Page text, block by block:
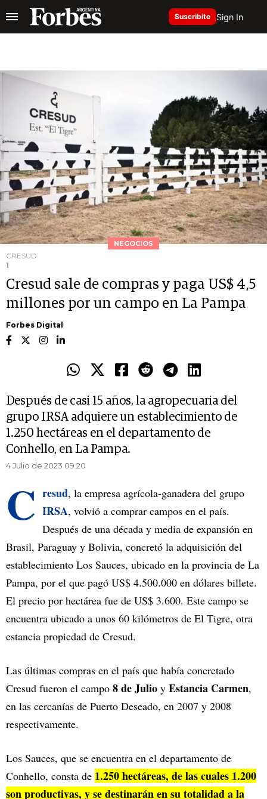
Suscribite Sign In
NEGOCIOS
CRESUD
1
Cresud sale de compras y paga US$ 4,5
millones por un campo en La Pampa
Forbes Digital
Después de casi 15 años, la agropecuaria del
grupo IRSA adquiere un establecimiento de
1.250 hectáreas en el departamento de
Conhello, en La Pampa.
4 Julio de 2023 09.20
C resud, la empresa agrícola-ganadera del grupo
IRSA, volvió a comprar campos en el país.
Después de una década y media de expansión en
Brasil, Paraguay y Bolivia, concretó la adquisición del
establecimiento Los Sauces, ubicado en la provincia de La
Pampa, por el que pagó US$ 4.500.000 en dólares billete.
El precio por hectárea fue de US$ 3.600. Este campo se
encuentra ubicado a unos 60 kilómetros de El Tigre, otra
estancia propiedad de Cresud.
Las últimas compras en el país que había concretado
Cresud fueron el campo 8 de Julio y Estancia Carmen,
en las cercanías de Puerto Deseado, en 2007 y 2008
respectivamente.
Los Sauces, que se encuentra en el departamento de
Conhello, consta de 1.250 hectáreas, de las cuales 1.200
son productivas, y se destinarán en su totalidad a la